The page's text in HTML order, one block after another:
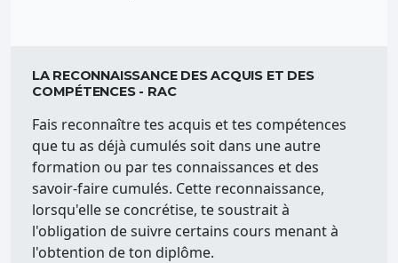
LA RECONNAISSANCE DES ACQUIS ET DES
COMPÉTENCES - RAC
Fais reconnaître tes acquis et tes compétences
que tu as déjà cumulés soit dans une autre
formation ou par tes connaissances et des
savoir-faire cumulés. Cette reconnaissance,
lorsqu'elle se concrétise, te soustrait à
l'obligation de suivre certains cours menant à
l'obtention de ton diplôme.